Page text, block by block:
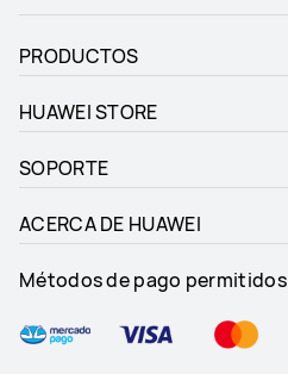
PRODUCTOS
HUAWEI STORE
SOPORTE
ACERCA DE HUAWEI
Métodos de pago permitidos